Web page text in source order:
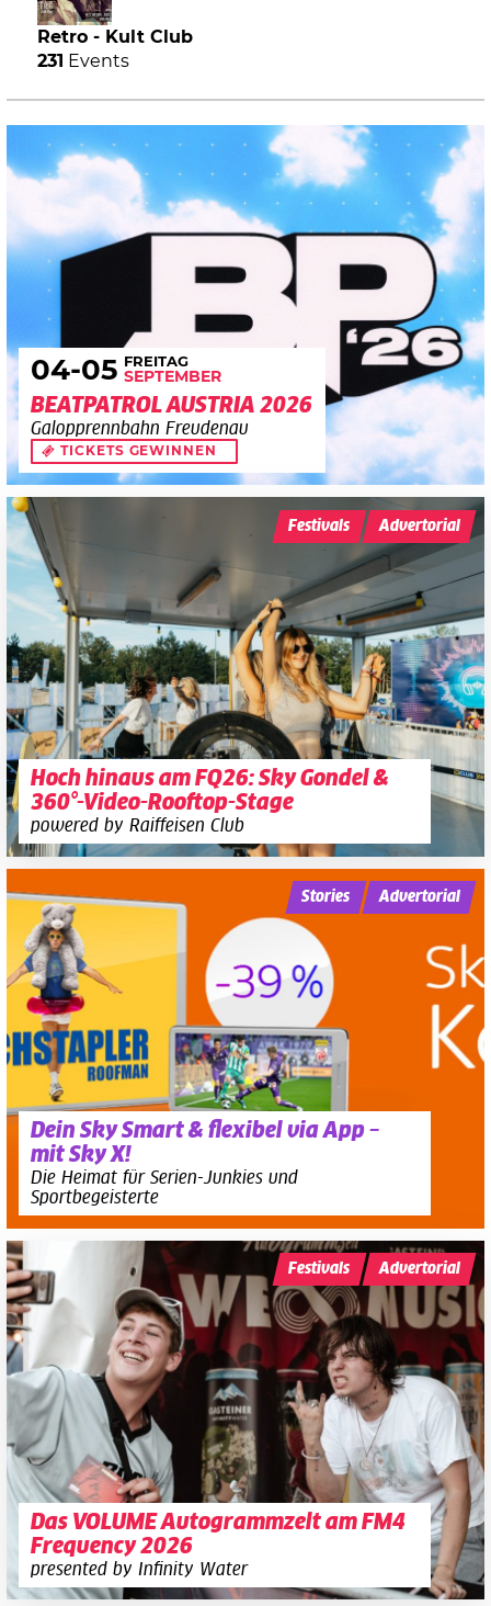
Retro - Kult Club
231
Events
04-05 FREITAG
SEPTEMBER
BEATPATROL AUSTRIA 2026
Galopprennbahn Freudenau
TICKETS GEWINNEN
Hoch hinaus am FQ26: Sky Gondel &
360°-Video-Rooftop-Stage
powered by Raiffeisen Club
Festivals Advertorial
Dein Sky Smart & flexibel via App –
mit Sky X!
Die Heimat für Serien-Junkies und
Sportbegeisterte
Stories Advertorial
Das VOLUME Autogrammzelt am FM4
Frequency 2026
presented by Infinity Water
Festivals Advertorial